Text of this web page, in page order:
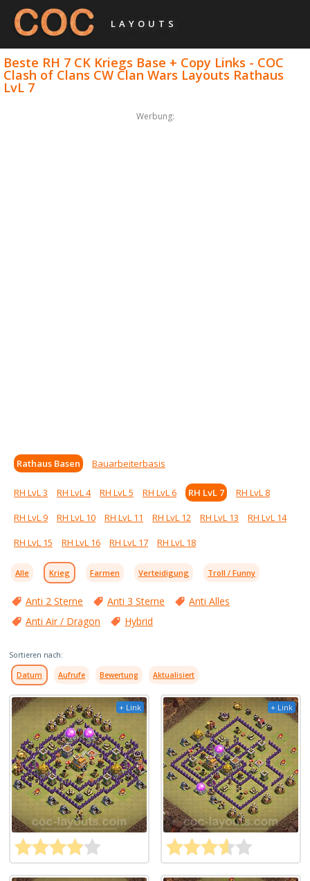
LAYOUTS
Beste RH 7 CK Kriegs Base + Copy Links - COC
Clash of Clans CW Clan Wars Layouts Rathaus
LvL 7
Werbung:
Rathaus Basen Bauarbeiterbasis
RH LvL 3 RH LvL 4 RH LvL 5 RH LvL 6 RH LvL 7
RH LvL 8
RH LvL 9
RH LvL 10 RH LvL 11 RH LvL 12 RH LvL 13
RH LvL 14
RH LvL 15
RH LvL 16 RH LvL 17 RH LvL 18
Alle Krieg Farmen Verteidigung Troll / Funny
Anti 2 Sterne Anti 3 Sterne
Anti Alles
Anti Air / Dragon
Hybrid
Sortieren nach:
Datum Aufrufe Bewertung Aktualisiert
+ Link + Link